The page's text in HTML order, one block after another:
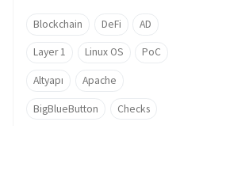
Blockchain DeFi AD
Layer 1 Linux OS PoC
Altyapı Apache
BigBlueButton Checks